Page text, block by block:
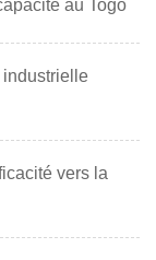
au Togo
industrielle
vers la